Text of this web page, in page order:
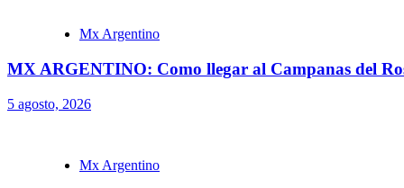
Mx Argentino
MX ARGENTINO: Como llegar al Campanas del
5 agosto, 2026
Mx Argentino